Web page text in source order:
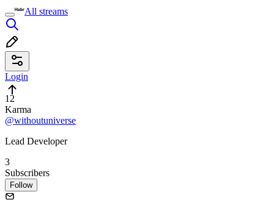
All streams
Login
12
Karma
@withoutuniverse
Lead Developer
3
Subscribers
Follow